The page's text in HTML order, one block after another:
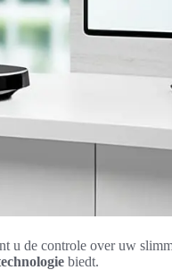
u de controle over uw
biedt.